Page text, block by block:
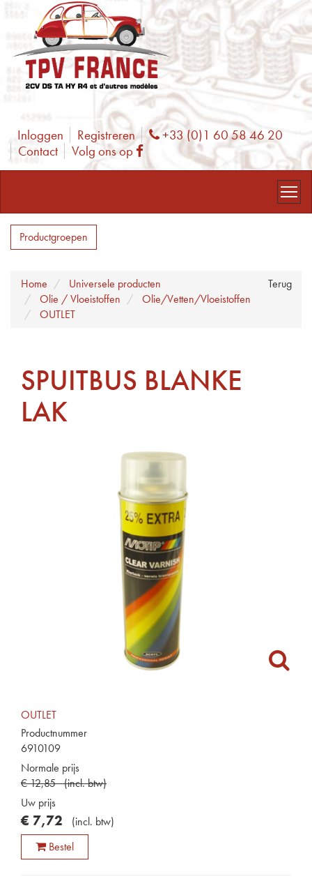
Inloggen Registreren Phone
+33 (0)1 60 58 46 20
Contact
Volg ons op Facebook
Productgroepen
Terug
Home
Universele producten
Olie / Vloeistoffen
Olie/Vetten/Vloeistoffen
OUTLET
SPUITBUS BLANKE
LAK
OUTLET
Productnummer
6910109
Normale prijs
€12,85 (incl. btw)
Uw prijs
€ 7,72 (incl. btw)
Bestel